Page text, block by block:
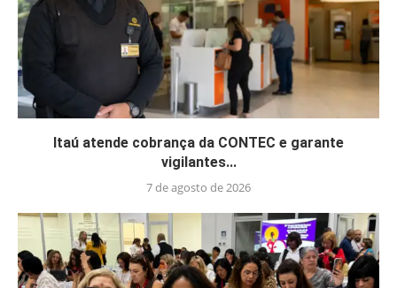
Itaú atende cobrança da CONTEC e garante
vigilantes...
7 de agosto de 2026